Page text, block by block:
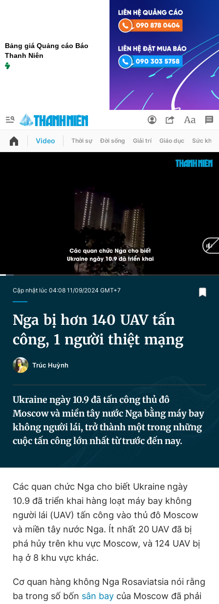
Bảng giá Quảng cáo Báo
Thanh Niên
QUẢNG CÁO
Chào ngày mới Tin 24h
Video Magazine
Sản phẩm khác
Tiện ích
Thông tin tòa soạn Liên hệ quảng cáo
Theo dõi báo trên
Hotline
Đặt báo Quảng cáo RSS Tòa soạn Chính sách bảo
Video Thời sự Đời sống Giải trí Giáo dục Sức khỏe
Cập nhật lúc 04:08 11/09/2024 GMT+7
Nga bị hơn 140 UAV tấn
công, 1 người thiệt mạng
Trúc Huỳnh
Ukraine ngày 10.9 đã tấn công thủ đô
Moscow và miền tây nước Nga bằng máy bay
không người lái, trở thành một trong những
cuộc tấn công lớn nhất từ trước đến nay.
Các quan chức Nga cho biết Ukraine ngày
10.9 đã triển khai hàng loạt máy bay không
người lái (UAV) tấn công vào thủ đô Moscow
và miền tây nước Nga. Ít nhất 20 UAV đã bị
phá hủy trên khu vực Moscow, và 124 UAV bị
hạ ở 8 khu vực khác.
Cơ quan hàng không Nga Rosaviatsia nói rằng
ba trong số bốn sân bay của Moscow đã phải